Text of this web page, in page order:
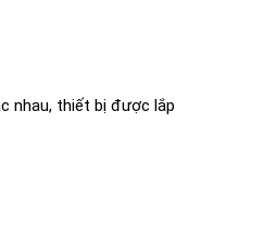
nhau, thiết bị được lắp